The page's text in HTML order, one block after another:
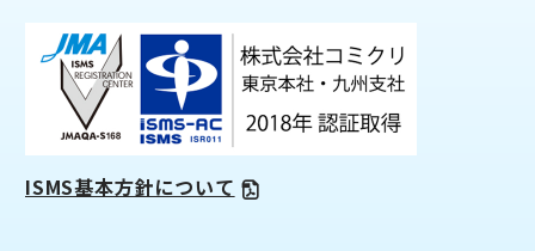
ISMS基本方針について